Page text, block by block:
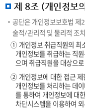
제 8조 (개인정보
공단은 개인정보보호법 제
술적/관리적 및 물리적 조
① 개인정보 취급직원의 최
개인정보를 취급하는 직
으며 취급직원을 대상으
② 개인정보에 대한 접근 제
개인정보를 처리하는 데
를 통하여 개인정보에 대
차단시스템을 이용하여